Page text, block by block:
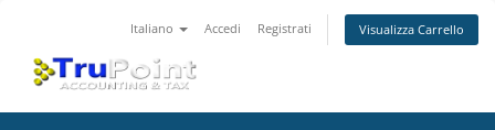
Italiano Accedi Registrati Visualizza Carrello